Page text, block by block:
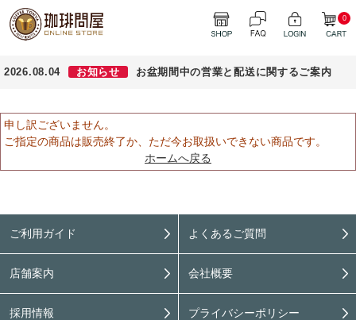
0
2026.08.04 お知らせ お盆期間中の営業と配送に関するご案内
申し訳ございません。
ご指定の商品は販売終了か、ただ今お取扱いできない商品です。
ホームへ戻る
ご利用ガイド よくあるご質問
店舗案内 会社概要
採用情報 プライバシーポリシー